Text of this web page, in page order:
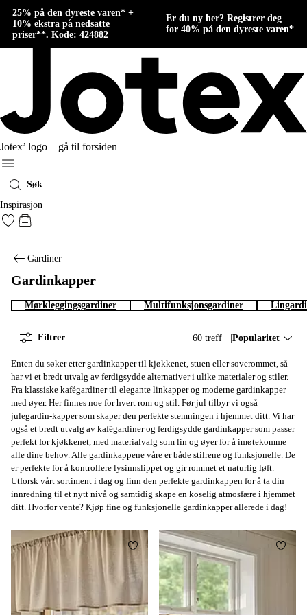
25% på den dyreste varen* +
10% ekstra på nedsatte
priser**. Kode: 424882
Er du ny her? Registrer deg
for 40% på den dyreste varen*
Jotex’ logo – gå til forsiden
Meny
Søk
Inspirasjon
Gå til favorittmerkede produkter
Gå til handlekurven
Gardiner
Gardinkapper
Mørkleggingsgardiner Multifunksjonsgardiner
60 treff Sorter på:
Popularitet
Filtrer
Enten du søker etter gardinkapper til kjøkkenet, stuen eller soverommet, så
har vi et bredt utvalg av ferdigsydde alternativer i ulike materialer og stiler.
Fra klassiske kafégardiner til elegante linkapper og moderne gardinkapper
med øyer. Her finnes noe for hvert rom og stil. Før jul tilbyr vi også
julegardin-kapper som skaper den perfekte stemningen i hjemmet ditt. Vi har
også et bredt utvalg av kafégardiner og ferdigsydde gardinkapper som passer
perfekt for kjøkkenet, med materialvalg som lin og øyer for å imøtekomme
alle dine behov. Alle gardinkappene våre er både stilrene og funksjonelle. De
er perfekte for å kontrollere lysinnslippet og gir rommet et naturlig løft.
Utforsk vårt sortiment i dag og finn den perfekte gardinkappen for å ta din
innredning til et nytt nivå og samtidig skape en koselig atmosfære i hjemmet
ditt. Hvorfor vente? Kjøp fine og funksjonelle gardinkapper allerede i dag!
Legg til favoritter Legg